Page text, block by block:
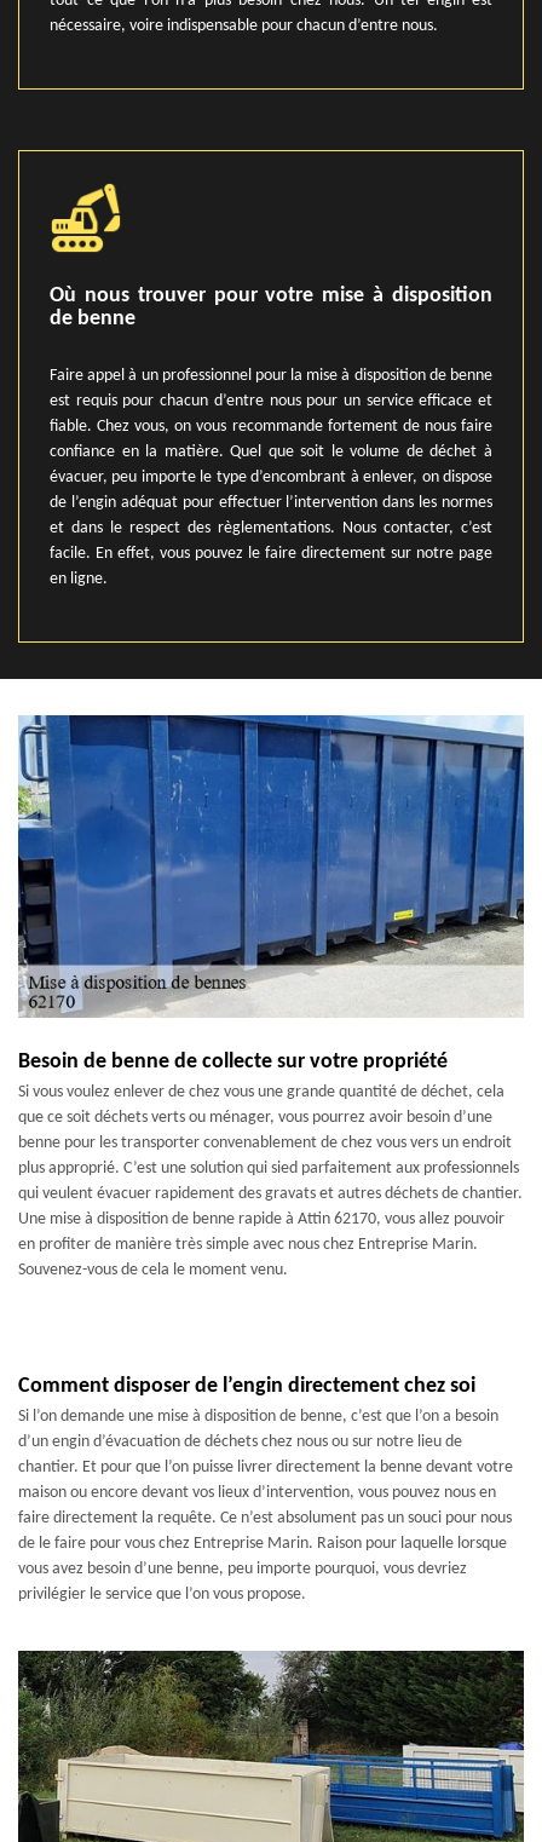
nécessaire, voire indispensable pour chacun d’entre nous.
Où nous trouver pour votre mise à disposition
de benne
Faire appel à un professionnel pour la mise à disposition de benne
est requis pour chacun d’entre nous pour un service efficace et
fiable. Chez vous, on vous recommande fortement de nous faire
confiance en la matière. Quel que soit le volume de déchet à
évacuer, peu importe le type d’encombrant à enlever, on dispose
de l’engin adéquat pour effectuer l’intervention dans les normes
et dans le respect des règlementations. Nous contacter, c’est
facile. En effet, vous pouvez le faire directement sur notre page
en ligne.
Besoin de benne de collecte sur votre propriété
Si vous voulez enlever de chez vous une grande quantité de déchet, cela
que ce soit déchets verts ou ménager, vous pourrez avoir besoin d’une
benne pour les transporter convenablement de chez vous vers un endroit
plus approprié. C’est une solution qui sied parfaitement aux professionnels
qui veulent évacuer rapidement des gravats et autres déchets de chantier.
Une mise à disposition de benne rapide à Attin 62170, vous allez pouvoir
en profiter de manière très simple avec nous chez Entreprise Marin.
Souvenez-vous de cela le moment venu.
Comment disposer de l’engin directement chez soi
Si l’on demande une mise à disposition de benne, c’est que l’on a besoin
d’un engin d’évacuation de déchets chez nous ou sur notre lieu de
chantier. Et pour que l’on puisse livrer directement la benne devant votre
maison ou encore devant vos lieux d’intervention, vous pouvez nous en
faire directement la requête. Ce n’est absolument pas un souci pour nous
de le faire pour vous chez Entreprise Marin. Raison pour laquelle lorsque
vous avez besoin d’une benne, peu importe pourquoi, vous devriez
privilégier le service que l’on vous propose.